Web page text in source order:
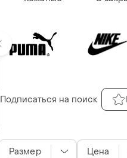
Подписаться на поиск
Размер Цена